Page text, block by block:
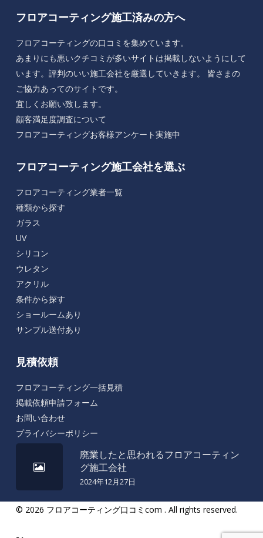
フロアコーティング施工済みの方へ
フロアコーティングの口コミを集めています。
あまりにも悪いクチコミが多いサイトは掲載しないようにして
います。評判のいい施工会社を厳選していきます。 皆さまの
ご協力あってのサイトです。
宜しくお願い致します。
顧客満足度調査について
フロアコーティングお客様アンケート実施中
フロアコーティング施工会社を選ぶ
フロアコーティング業者一覧
種類から探す
ガラス
UV
シリコン
ウレタン
アクリル
条件から探す
ショールームあり
サンプル送付あり
見積依頼
フロアコーティング一括見積
掲載依頼申請フォーム
お問い合わせ
プライバシーポリシー
廃業したと思われるフロアコーティン
グ施工会社
2024年12月27日
© 2026 フロアコーティング口コミcom . All rights reserved.